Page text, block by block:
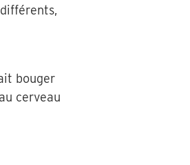
bouger
cerveau